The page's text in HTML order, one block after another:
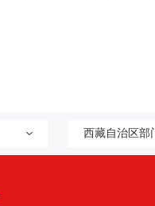
西藏自治区部